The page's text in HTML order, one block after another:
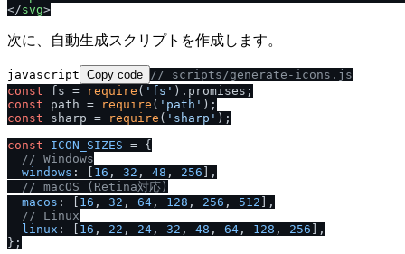
</svg>
次に、自動生成スクリプトを作成します。
javascript Copy code / / scripts /generate-icons.js
const fs = require ( 'fs' ). promises
const path = require ( 'path'
const sharp = require ( 'sharp' );
const
ICON_SIZES = {
/ / Windows
windows : [ 16 , 32 , 48 , 256 ],
/ / macOS (Retina対応)
macos : [ 16 , 32 , 64 , 128 , 256 , 512 ],
/ / Linux
linux : [ 16 , 22 , 24 , 32 , 48 , 64 , 128 , 256 ],
};